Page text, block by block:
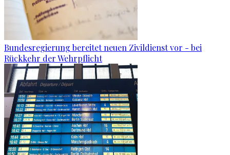
Bundesregierung bereitet neuen Zivildienst vor - bei
Rückkehr der Wehrpflicht